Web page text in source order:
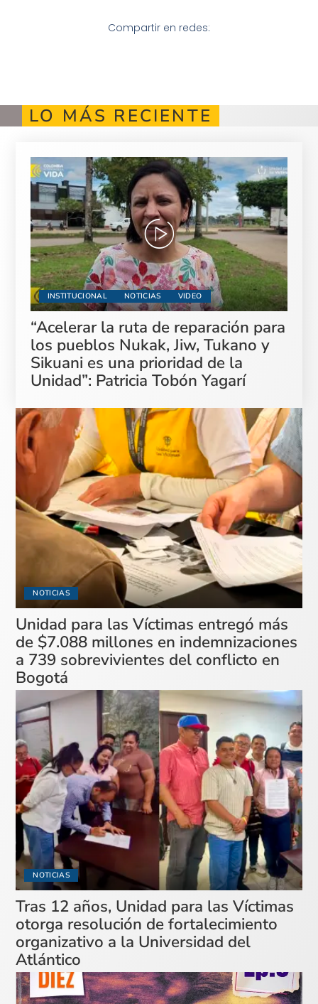
Compartir en redes:
LO MÁS RECIENTE
INSTITUCIONAL NOTICIAS VIDEO
“Acelerar la ruta de reparación para
los pueblos Nukak, Jiw, Tukano y
Sikuani es una prioridad de la
Unidad”: Patricia Tobón Yagarí
NOTICIAS
Unidad para las Víctimas entregó más
de $7.088 millones en indemnizaciones
a 739 sobrevivientes del conflicto en
Bogotá
NOTICIAS
Tras 12 años, Unidad para las Víctimas
otorga resolución de fortalecimiento
organizativo a la Universidad del
Atlántico